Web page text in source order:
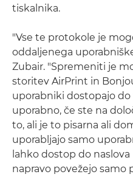
tiskalnika.
"Vse te protokole je
oddaljenega
Zubair. "Spremeniti je
storitev AirPrint in
uporabniki dostopajo do
uporabno, če ste na
to, ali je to pisarna ali
uporabljajo samo
lahko dostop do
napravo povežejo samo